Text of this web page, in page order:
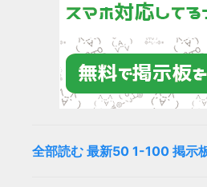
全部読む 最新50 1-100 掲示